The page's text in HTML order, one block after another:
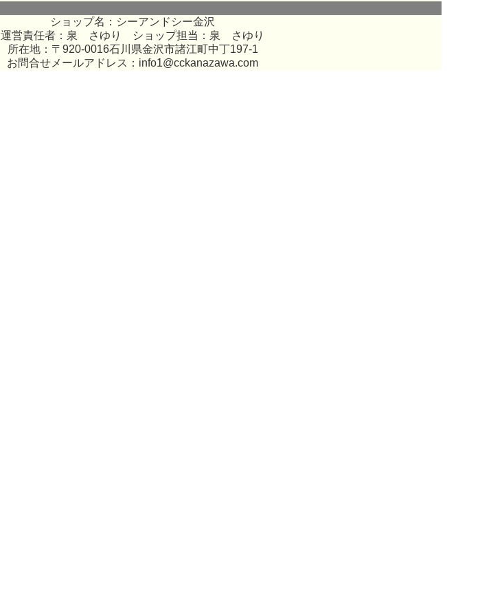
ショップ名：シーアンドシー金沢
運営責任者：泉 さゆり ショップ担当：泉 さゆり
所在地：〒920-0016石川県金沢市諸江町中丁197-1
お問合せメールアドレス： info1@cckanazawa.com